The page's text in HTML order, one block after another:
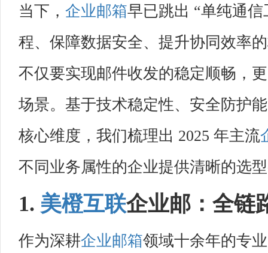
当下， 企业邮箱早已跳出 “单纯通
程、保障数据安全、提升协同效率
不仅要实现邮件收发的稳定顺畅，
场景。基于技术稳定性、安全防护
核心维度，我们梳理出 2025 年主流
不同业务属性的企业提供清晰的选
1. 美橙互联企业邮：全链
作为深耕企业邮箱领域十余年的专